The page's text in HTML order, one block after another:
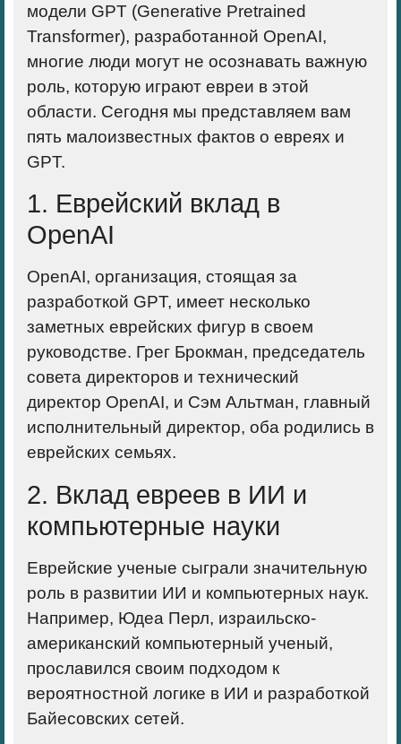
модели GPT (Generative Pretrained
Transformer), разработанной OpenAI,
многие люди могут не осознавать важную
роль, которую играют евреи в этой
области. Сегодня мы представляем вам
пять малоизвестных фактов о евреях и
GPT.
1. Еврейский вклад в
OpenAI
OpenAI, организация, стоящая за
разработкой GPT, имеет несколько
заметных еврейских фигур в своем
руководстве. Грег Брокман, председатель
совета директоров и технический
директор OpenAI, и Сэм Альтман, главный
исполнительный директор, оба родились в
еврейских семьях.
2. Вклад евреев в ИИ и
компьютерные науки
Еврейские ученые сыграли значительную
роль в развитии ИИ и компьютерных наук.
Например, Юдеа Перл, израильско-
американский компьютерный ученый,
прославился своим подходом к
вероятностной логике в ИИ и разработкой
Байесовских сетей.